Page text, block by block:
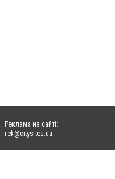
Реклама на сайті:
rek@citysites.ua